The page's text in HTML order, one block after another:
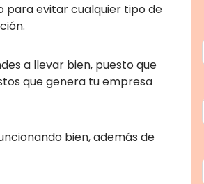
para evitar cualquier tipo de
a llevar bien, puesto que
que genera tu empresa
bien, además de